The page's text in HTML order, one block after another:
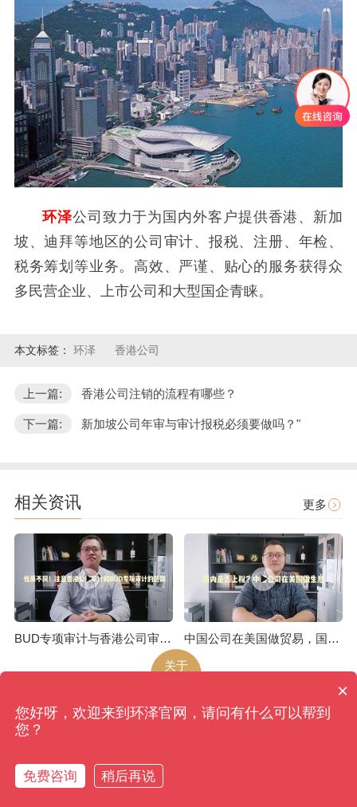
环泽公司致力于为国内外客户提供香港、新加
坡、迪拜等地区的公司审计、报税、注册、年检、
税务筹划等业务。高效、严谨、贴心的服务获得众
多民营企业、上市公司和大型国企青睐。
本文标签： 环泽 香港公司
上一篇: 香港公司注销的流程有哪些？
下一篇: 新加坡公司年审与审计报税必须要做吗？"
相关资讯 更多
BUD专项审计与香港公司审计是不一样的
中国公司在美国做贸易，国内是否上税呢
关于
环泽版权所有
网站地图
香港、成都、北京、上海、广州、南京、昆明、武汉...
×
您好呀，欢迎来到环泽官网，请问有什么可以帮到
您？
免费咨询 稍后再说